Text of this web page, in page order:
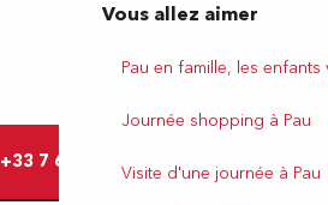
Vous allez aimer
Pau en famille, les
Journée shopping à Pau
Visite d'une journée à Pau
+33 7 64 24 23 ▒▒